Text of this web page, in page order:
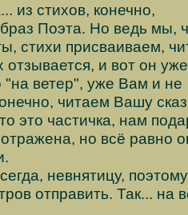
из стихов, конечно,
Поэта. Но ведь мы,
стихи присваиваем,
отзывается, и вот он
"на ветер", уже Вам и не
читаем Вашу
это частичка, нам
но всё равно
невнятицу,
отправить. Так... на